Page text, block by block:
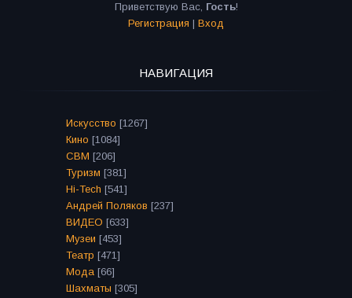
Приветствую Вас, Гость!
Регистрация | Вход
НАВИГАЦИЯ
Искусство [1267]
Кино [1084]
СВМ [206]
Туризм [381]
Hi-Tech [541]
Андрей Поляков [237]
ВИДЕО [633]
Музеи [453]
Театр [471]
Мода [66]
Шахматы [305]